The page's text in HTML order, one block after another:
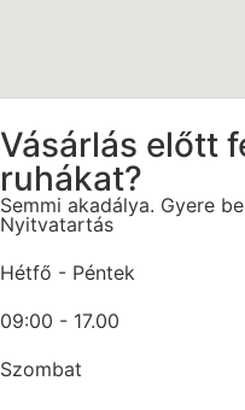
Vásárlás előtt
ruhákat?
Semmi akadálya. Gyere
Nyitvatartás
Hétfő - Péntek
09:00 - 17.00
Szombat